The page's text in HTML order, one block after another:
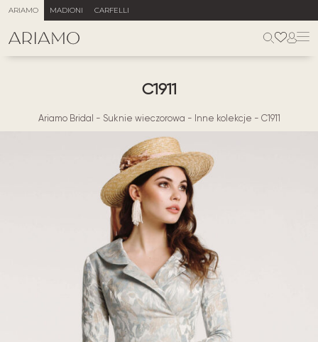
ARIAMO MADIONI CARFELLI
C1911
Ariamo Bridal - Suknie wieczorowa - Inne kolekcje - C1911